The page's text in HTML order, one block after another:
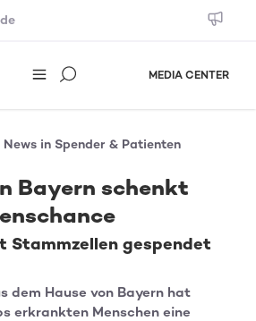
MEDIA CENTER
News in Spender & Patienten
Bayern schenkt
Stammzellen gespendet
dem Hause von Bayern hat
erkrankten Menschen eine